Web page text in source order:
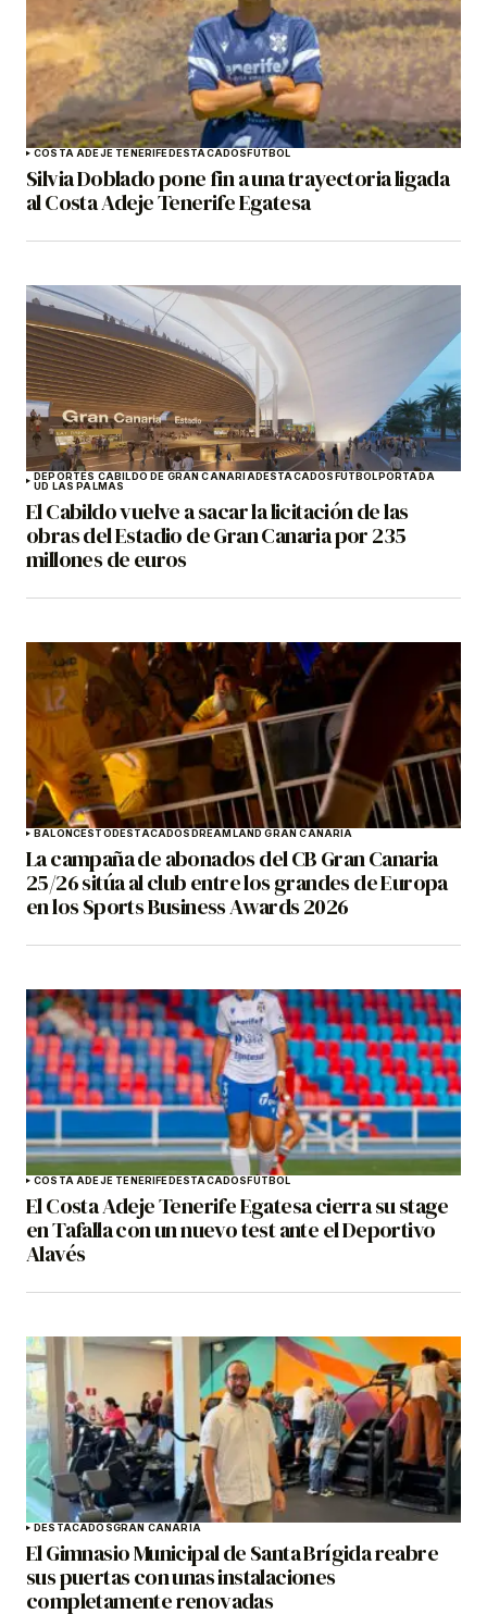
COSTA ADEJE TENERIFEDESTACADOSFÚTBOL
Silvia Doblado pone fin a una trayectoria ligada
al Costa Adeje Tenerife Egatesa
DEPORTES CABILDO DE GRAN CANARIADESTACADOSFÚTBOLPORTADA
UD LAS PALMAS
El Cabildo vuelve a sacar la licitación de las
obras del Estadio de Gran Canaria por 235
millones de euros
BALONCESTODESTACADOSDREAMLAND GRAN CANARIA
La campaña de abonados del CB Gran Canaria
25/26 sitúa al club entre los grandes de Europa
en los Sports Business Awards 2026
COSTA ADEJE TENERIFEDESTACADOSFÚTBOL
El Costa Adeje Tenerife Egatesa cierra su stage
en Tafalla con un nuevo test ante el Deportivo
Alavés
DESTACADOSGRAN CANARIA
El Gimnasio Municipal de Santa Brígida reabre
sus puertas con unas instalaciones
completamente renovadas